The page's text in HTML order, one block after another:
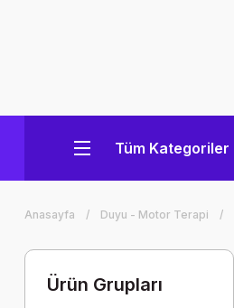
Tüm Kategoriler
Anasayfa Duyu - Motor Terapi
Ürün Grupları